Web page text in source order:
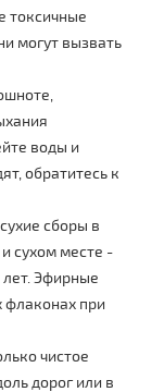
токсичные
могут вызвать
воды и
обратитесь к
сборы в
сухом месте -
лет. Эфирные
флаконах при
чистое
дорог или в